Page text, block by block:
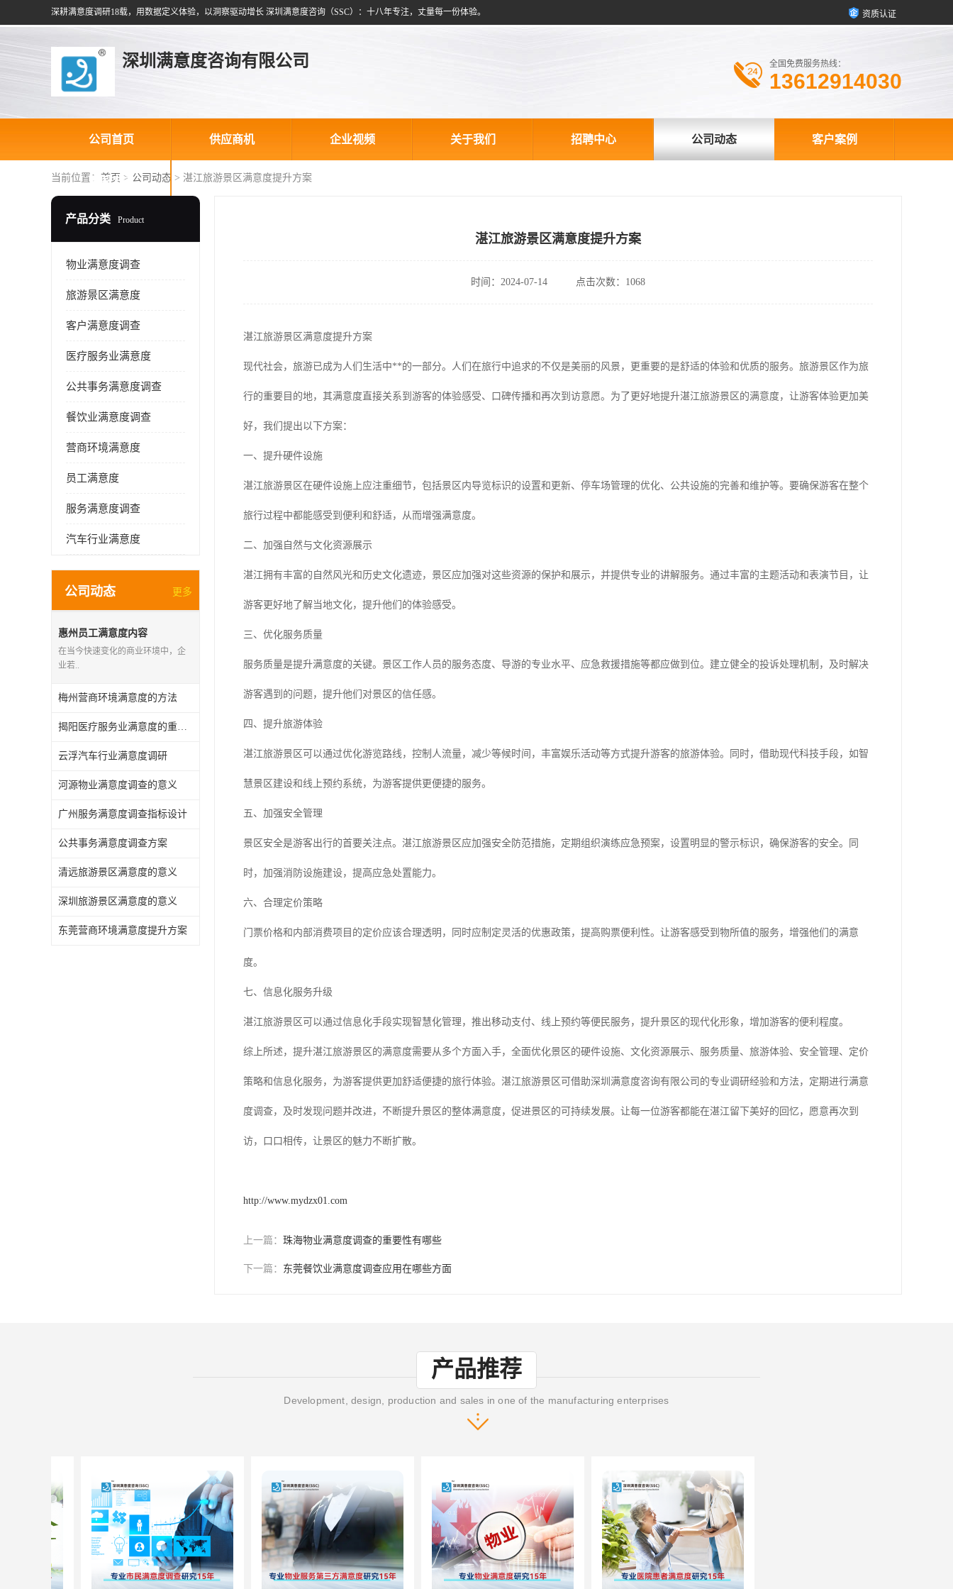
深耕满意度调研18载，用数据定义体验，以洞察驱动增长 深圳满意度咨询（SSC）：十八年专注，丈量每一份体验。 资质认证
深圳满意度咨询有限公司 全国免费服务热线：
13612914030
公司首页 供应商机 企业视频 关于我们 招聘中心 公司动态 客户案例
联系方式
当前位置： 首页 > 公司动态 > 湛江旅游景区满意度提升方案
产品分类 Product
物业满意度调查
旅游景区满意度
客户满意度调查
医疗服务业满意度
公共事务满意度调查
餐饮业满意度调查
营商环境满意度
员工满意度
服务满意度调查
汽车行业满意度
公司动态 更多
惠州员工满意度内容
在当今快速变化的商业环境中，企
业若..
梅州营商环境满意度的方法
揭阳医疗服务业满意度的重要性有哪些
云浮汽车行业满意度调研
河源物业满意度调查的意义
广州服务满意度调查指标设计
公共事务满意度调查方案
清远旅游景区满意度的意义
深圳旅游景区满意度的意义
东莞营商环境满意度提升方案
湛江旅游景区满意度提升方案
时间：2024-07-14 点击次数：1068
湛江旅游景区满意度提升方案
现代社会，旅游已成为人们生活中**的一部分。人们在旅行中追求的不仅是美丽的风景，更重要的是舒适的体验和优质的服务。旅游景区作为旅
行的重要目的地，其满意度直接关系到游客的体验感受、口碑传播和再次到访意愿。为了更好地提升湛江旅游景区的满意度，让游客体验更加美
好，我们提出以下方案：
一、提升硬件设施
湛江旅游景区在硬件设施上应注重细节，包括景区内导览标识的设置和更新、停车场管理的优化、公共设施的完善和维护等。要确保游客在整个
旅行过程中都能感受到便利和舒适，从而增强满意度。
二、加强自然与文化资源展示
湛江拥有丰富的自然风光和历史文化遗迹，景区应加强对这些资源的保护和展示，并提供专业的讲解服务。通过丰富的主题活动和表演节目，让
游客更好地了解当地文化，提升他们的体验感受。
三、优化服务质量
服务质量是提升满意度的关键。景区工作人员的服务态度、导游的专业水平、应急救援措施等都应做到位。建立健全的投诉处理机制，及时解决
游客遇到的问题，提升他们对景区的信任感。
四、提升旅游体验
湛江旅游景区可以通过优化游览路线，控制人流量，减少等候时间，丰富娱乐活动等方式提升游客的旅游体验。同时，借助现代科技手段，如智
慧景区建设和线上预约系统，为游客提供更便捷的服务。
五、加强安全管理
景区安全是游客出行的首要关注点。湛江旅游景区应加强安全防范措施，定期组织演练应急预案，设置明显的警示标识，确保游客的安全。同
时，加强消防设施建设，提高应急处置能力。
六、合理定价策略
门票价格和内部消费项目的定价应该合理透明，同时应制定灵活的优惠政策，提高购票便利性。让游客感受到物所值的服务，增强他们的满意
度。
七、信息化服务升级
湛江旅游景区可以通过信息化手段实现智慧化管理，推出移动支付、线上预约等便民服务，提升景区的现代化形象，增加游客的便利程度。
综上所述，提升湛江旅游景区的满意度需要从多个方面入手，全面优化景区的硬件设施、文化资源展示、服务质量、旅游体验、安全管理、定价
策略和信息化服务，为游客提供更加舒适便捷的旅行体验。湛江旅游景区可借助深圳满意度咨询有限公司的专业调研经验和方法，定期进行满意
度调查，及时发现问题并改进，不断提升景区的整体满意度，促进景区的可持续发展。让每一位游客都能在湛江留下美好的回忆，愿意再次到
访，口口相传，让景区的魅力不断扩散。
http://www.mydzx01.com
上一篇： 珠海物业满意度调查的重要性有哪些
下一篇： 东莞餐饮业满意度调查应用在哪些方面
产品推荐
Development, design, production and sales in one of the manufacturing enterprises